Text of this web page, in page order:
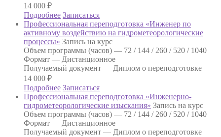
14 000 ₽
Подробнее Записаться
Профессиональная переподготовка «Инженер по
активному воздействию на гидрометеорологические
процессы» Запись на курс
Объем программы (часов) — 72 / 144 / 260 / 520 / 1040
Формат — Дистанционное
Получаемый документ — Диплом о переподготовке
14 000 ₽
Подробнее Записаться
Профессиональная переподготовка «Инженерно-
гидрометеорологические изыскания» Запись на курс
Объем программы (часов) — 72 / 144 / 260 / 520 / 1040
Формат — Дистанционное
Получаемый документ — Диплом о переподготовке